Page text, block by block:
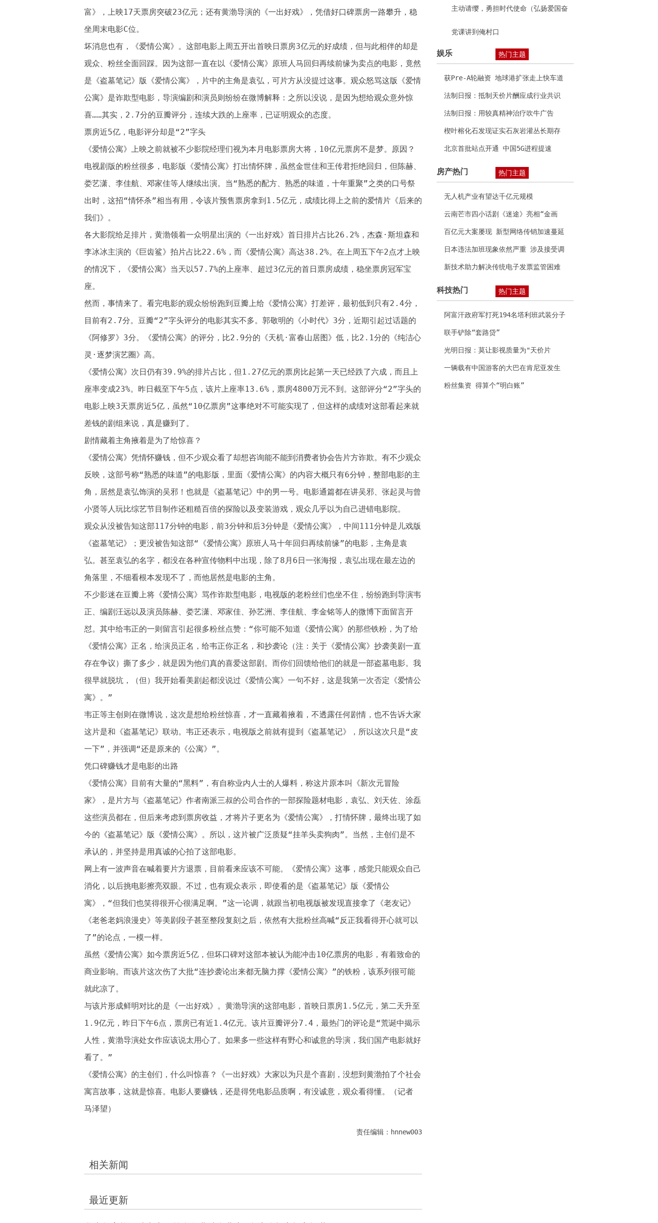
富》，上映17天票房突破23亿元；还有黄渤导演的《一出好戏》，凭借好口碑票房一路攀升，稳
坐周末电影C位。
坏消息也有，《爱情公寓》。这部电影上周五开出首映日票房3亿元的好成绩，但与此相伴的却是
观众、粉丝全面回踩。因为这部一直在以《爱情公寓》原班人马回归再续前缘为卖点的电影，竟然
是《盗墓笔记》版《爱情公寓》，片中的主角是袁弘，可片方从没提过这事。观众怒骂这版《爱情
公寓》是诈欺型电影，导演编剧和演员则纷纷在微博解释：之所以没说，是因为想给观众意外惊
喜……其实，2.7分的豆瓣评分，连续大跌的上座率，已证明观众的态度。
票房近5亿，电影评分却是“2”字头
《爱情公寓》上映之前就被不少影院经理们视为本月电影票房大将，10亿元票房不是梦。原因？
电视剧版的粉丝很多，电影版《爱情公寓》打出情怀牌，虽然金世佳和王传君拒绝回归，但陈赫、
娄艺潇、李佳航、邓家佳等人继续出演。当“熟悉的配方、熟悉的味道，十年重聚”之类的口号祭
出时，这招“情怀杀”相当有用，令该片预售票房拿到1.5亿元，成绩比得上之前的爱情片《后来的
我们》。
各大影院给足排片，黄渤领着一众明星出演的《一出好戏》首日排片占比26.2%，杰森·斯坦森和
李冰冰主演的《巨齿鲨》拍片占比22.6%，而《爱情公寓》高达38.2%。在上周五下午2点才上映
的情况下，《爱情公寓》当天以57.7%的上座率、超过3亿元的首日票房成绩，稳坐票房冠军宝
座。
然而，事情来了。看完电影的观众纷纷跑到豆瓣上给《爱情公寓》打差评，最初低到只有2.4分，
目前有2.7分。豆瓣“2”字头评分的电影其实不多。郭敬明的《小时代》3分，近期引起过话题的
《阿修罗》3分。《爱情公寓》的评分，比2.9分的《天机·富春山居图》低，比2.1分的《纯洁心
灵·逐梦演艺圈》高。
《爱情公寓》次日仍有39.9%的排片占比，但1.27亿元的票房比起第一天已经跌了六成，而且上
座率变成23%。昨日截至下午5点，该片上座率13.6%，票房4800万元不到。这部评分“2”字头的
电影上映3天票房近5亿，虽然“10亿票房”这事绝对不可能实现了，但这样的成绩对这部看起来就
差钱的剧组来说，真是赚到了。
剧情藏着主角掖着是为了给惊喜？
《爱情公寓》凭情怀赚钱，但不少观众看了却想咨询能不能到消费者协会告片方诈欺。有不少观众
反映，这部号称“熟悉的味道”的电影版，里面《爱情公寓》的内容大概只有6分钟，整部电影的主
角，居然是袁弘饰演的吴邪！也就是《盗墓笔记》中的男一号。电影通篇都在讲吴邪、张起灵与曾
小贤等人玩比综艺节目制作还粗糙百倍的探险以及变装游戏，观众几乎以为自己进错电影院。
观众从没被告知这部117分钟的电影，前3分钟和后3分钟是《爱情公寓》，中间111分钟是儿戏版
《盗墓笔记》；更没被告知这部“《爱情公寓》原班人马十年回归再续前缘”的电影，主角是袁
弘。甚至袁弘的名字，都没在各种宣传物料中出现，除了8月6日一张海报，袁弘出现在最左边的
角落里，不细看根本发现不了，而他居然是电影的主角。
不少影迷在豆瓣上将《爱情公寓》骂作诈欺型电影，电视版的老粉丝们也坐不住，纷纷跑到导演韦
正、编剧汪远以及演员陈赫、娄艺潇、邓家佳、孙艺洲、李佳航、李金铭等人的微博下面留言开
怼。其中给韦正的一则留言引起很多粉丝点赞：“你可能不知道《爱情公寓》的那些铁粉，为了给
《爱情公寓》正名，给演员正名，给韦正你正名，和抄袭论（注：关于《爱情公寓》抄袭美剧一直
存在争议）撕了多少，就是因为他们真的喜爱这部剧。而你们回馈给他们的就是一部盗墓电影。我
很早就脱坑，（但）我开始看美剧起都没说过《爱情公寓》一句不好，这是我第一次否定《爱情公
寓》。”
韦正等主创则在微博说，这次是想给粉丝惊喜，才一直藏着掖着，不透露任何剧情，也不告诉大家
这片是和《盗墓笔记》联动。韦正还表示，电视版之前就有提到《盗墓笔记》，所以这次只是“皮
一下”，并强调“还是原来的《公寓》”。
凭口碑赚钱才是电影的出路
《爱情公寓》目前有大量的“黑料”，有自称业内人士的人爆料，称这片原本叫《新次元冒险
家》，是片方与《盗墓笔记》作者南派三叔的公司合作的一部探险题材电影，袁弘、刘天佐、涂磊
这些演员都在，但后来考虑到票房收益，才将片子更名为《爱情公寓》，打情怀牌，最终出现了如
今的《盗墓笔记》版《爱情公寓》。所以，这片被广泛质疑“挂羊头卖狗肉”。当然，主创们是不
承认的，并坚持是用真诚的心拍了这部电影。
网上有一波声音在喊着要片方退票，目前看来应该不可能。《爱情公寓》这事，感觉只能观众自己
消化，以后挑电影擦亮双眼。不过，也有观众表示，即使看的是《盗墓笔记》版《爱情公
寓》，“但我们也笑得很开心很满足啊。”这一论调，就跟当初电视版被发现直接拿了《老友记》
《老爸老妈浪漫史》等美剧段子甚至整段复刻之后，依然有大批粉丝高喊“反正我看得开心就可以
了”的论点，一模一样。
虽然《爱情公寓》如今票房近5亿，但坏口碑对这部本被认为能冲击10亿票房的电影，有着致命的
商业影响。而该片这次伤了大批“连抄袭论出来都无脑力撑《爱情公寓》”的铁粉，该系列很可能
就此凉了。
与该片形成鲜明对比的是《一出好戏》。黄渤导演的这部电影，首映日票房1.5亿元，第二天升至
1.9亿元，昨日下午6点，票房已有近1.4亿元。该片豆瓣评分7.4，最热门的评论是“荒诞中揭示
人性，黄渤导演处女作应该说太用心了。如果多一些这样有野心和诚意的导演，我们国产电影就好
看了。”
《爱情公寓》的主创们，什么叫惊喜？《一出好戏》大家以为只是个喜剧，没想到黄渤拍了个社会
寓言故事，这就是惊喜。电影人要赚钱，还是得凭电影品质啊，有没诚意，观众看得懂。（记者
马泽望）
责任编辑：hnnew003
相关新闻
最近更新
主动请缨，勇担时代使命（弘扬爱国奋
斗精神 建功立业新时代）
党课讲到俺村口
娱乐 热门主题
获Pre-A轮融资 地球港扩张走上快车道
法制日报：抵制天价片酬应成行业共识
法制日报：用较真精神治疗吹牛广告
楔叶榕化石发现证实石灰岩灌丛长期存
在
北京首批站点开通 中国5G进程提速
房产热门 热门主题
无人机产业有望达千亿元规模
云南芒市四小话剧《迷途》亮相“金画
眉”全国儿童戏剧教育成果展获好评
百亿元大案屡现 新型网络传销加速蔓延
日本违法加班现象依然严重 涉及接受调
查的半数单位
新技术助力解决传统电子发票监管困难
等问题
科技热门 热门主题
阿富汗政府军打死194名塔利班武装分子
联手铲除“套路贷”
光明日报：莫让影视质量为"天价片
酬"买单
一辆载有中国游客的大巴在肯尼亚发生
车祸致多人受伤
粉丝集资 得算个“明白账”